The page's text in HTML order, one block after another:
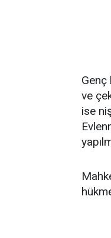
Genç
ve
ise